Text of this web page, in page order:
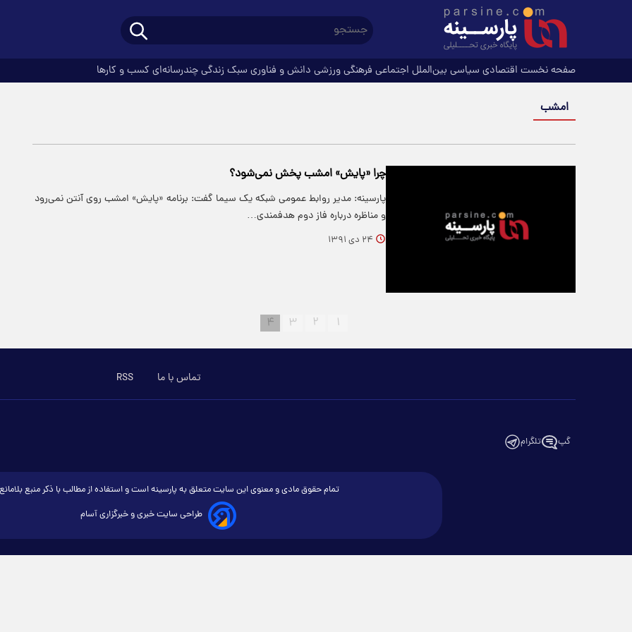
صفحه نخست اقتصادی سیاسی بین‌الملل اجتماعی فرهنگیورزشی دانش و فناوری سبک زندگیچندرسانه‌ای کسب و کارها
امشب
چرا «پایش» امشب پخش نمی‌شود؟
پارسینه: مدیر روابط عمومی شبکه یک سیما گفت: برنامه «پایش» امشب روی آنتن نمی‌رود
و مناظره درباره فاز دوم هدفمندی…
۲۴ دی ۱۳۹۱
۱ ۲ ۳ ۴
تماس با ما RSS
گپ تلگرام
تمام حقوق مادی و معنوی این سایت متعلق به پارسینه است و استفاده از مطالب با ذکر منبع
طراحی سایت خبری و خبرگزاری آسام